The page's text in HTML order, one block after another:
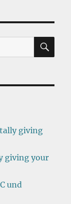
giving
giving your
und